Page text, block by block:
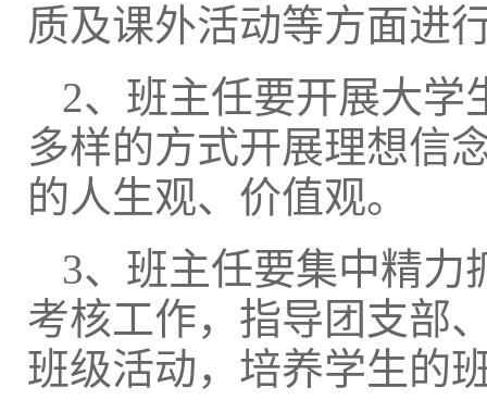
质及课外活动等方面进
2、班主任要开展大学
多样的方式开展理想信
的人生观、价值观。
3、班主任要集中精力
考核工作，指导团支部
班级活动，培养学生的